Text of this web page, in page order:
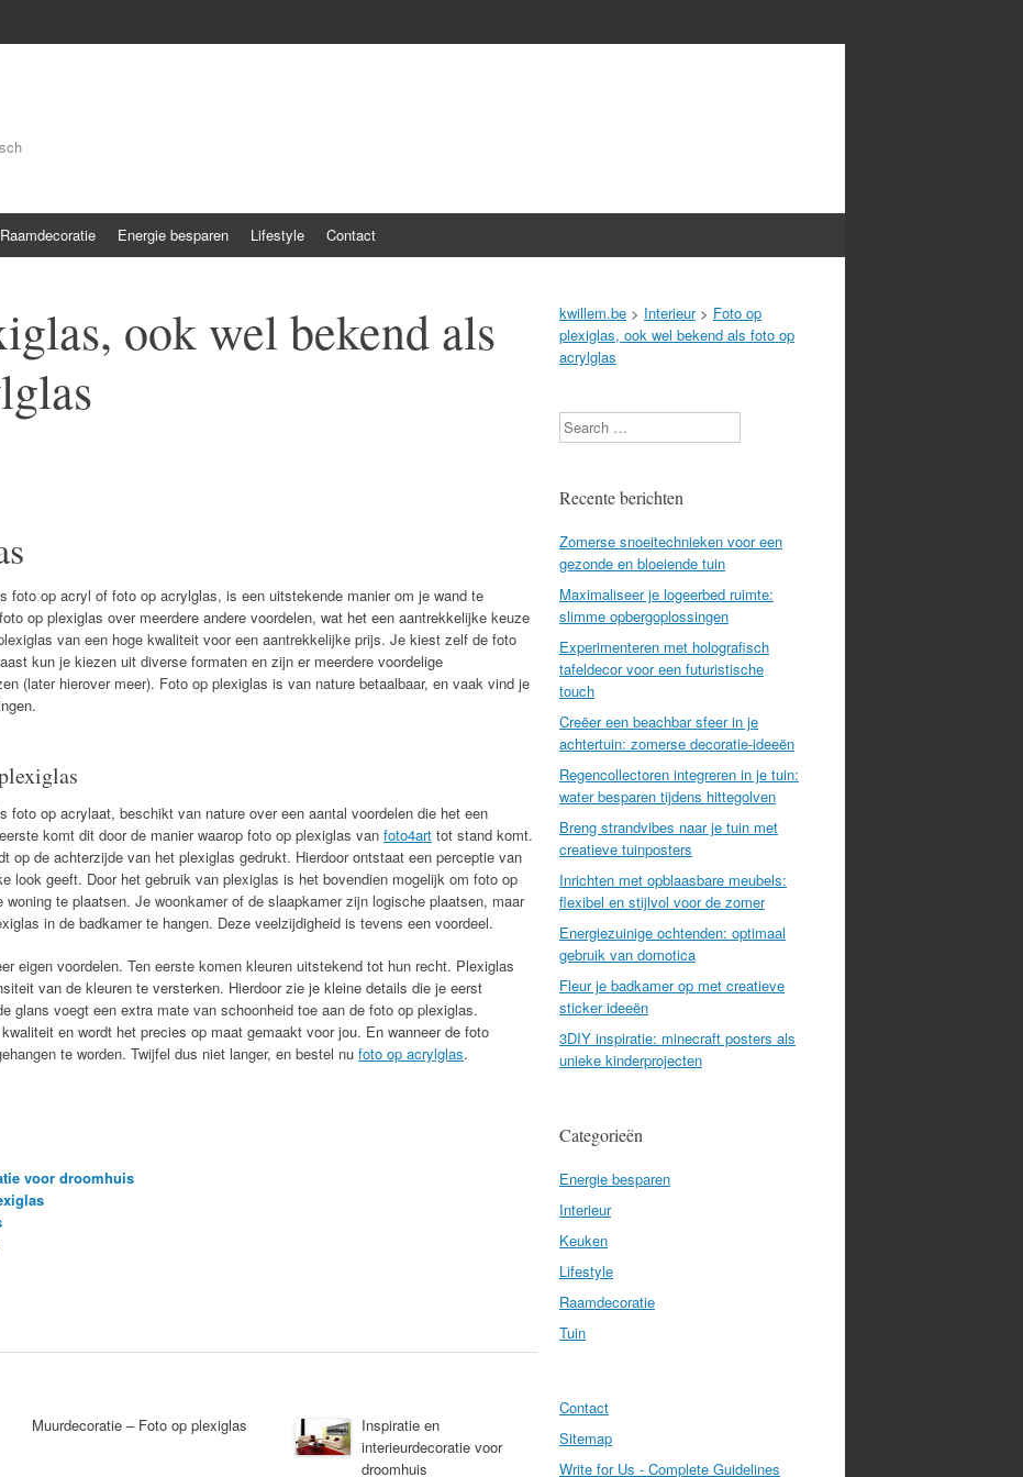
Raamdecoratie Energie besparen Lifestyle Contact
ook wel bekend als
foto op acryl of foto op acrylglas, is een uitstekende manier om je wand te
op plexiglas over meerdere andere voordelen, wat het een aantrekkelijke keuze
van een hoge kwaliteit voor een aantrekkelijke prijs. Je kiest zelf de foto
kun je kiezen uit diverse formaten en zijn er meerdere voordelige
(later hierover meer). Foto op plexiglas is van nature betaalbaar, en vaak vind je
foto op acrylaat, beschikt van nature over een aantal voordelen die het een
komt dit door de manier waarop foto op plexiglas van foto4art tot stand komt.
op de achterzijde van het plexiglas gedrukt. Hierdoor ontstaat een perceptie van
look geeft. Door het gebruik van plexiglas is het bovendien mogelijk om foto op
te plaatsen. Je woonkamer of de slaapkamer zijn logische plaatsen, maar
in de badkamer te hangen. Deze veelzijdigheid is tevens een voordeel.
eigen voordelen. Ten eerste komen kleuren uitstekend tot hun recht. Plexiglas
van de kleuren te versterken. Hierdoor zie je kleine details die je eerst
glans voegt een extra mate van schoonheid toe aan de foto op plexiglas.
en wordt het precies op maat gemaakt voor jou. En wanneer de foto
te worden. Twijfel dus niet langer, en bestel nu foto op acrylglas.
voor droomhuis
Muurdecoratie – Foto op plexiglas
Inspiratie en
interieurdecoratie voor
droomhuis
kwillem.be > Interieur> Foto op
plexiglas, ook wel bekend als foto op
acrylglas
Search
Recente berichten
Zomerse snoeitechnieken voor een
gezonde en bloeiende tuin
Maximaliseer je logeerbed ruimte:
slimme opbergoplossingen
Experimenteren met holografisch
tafeldecor voor een futuristische
touch
Creëer een beachbar sfeer in je
achtertuin: zomerse decoratie-ideeën
Regencollectoren integreren in je tuin:
water besparen tijdens hittegolven
Breng strandvibes naar je tuin met
creatieve tuinposters
Inrichten met opblaasbare meubels:
flexibel en stijlvol voor de zomer
Energiezuinige ochtenden: optimaal
gebruik van domotica
Fleur je badkamer op met creatieve
sticker ideeën
3DIY inspiratie: minecraft posters als
unieke kinderprojecten
Categorieën
Energie besparen
Interieur
Keuken
Lifestyle
Raamdecoratie
Tuin
Contact
Sitemap
Write for Us - Complete Guidelines